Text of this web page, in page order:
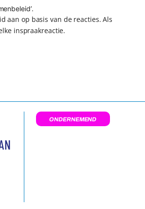
aan op basis van de reacties. Als
inspraakreactie.
ONDERNEMEND